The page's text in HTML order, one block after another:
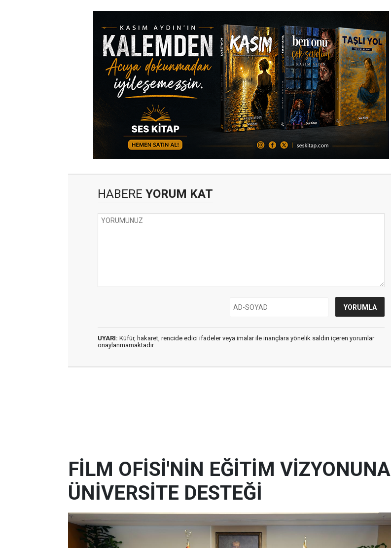
HABERE YORUM KAT
UYARI: Küfür, hakaret, rencide edici ifadeler veya imalar ile inançlara yönelik saldırı içeren yorumlar
onaylanmamaktadır.
FİLM OFİSİ'NİN EĞİTİM VİZYONUNA
ÜNİVERSİTE DESTEĞİ